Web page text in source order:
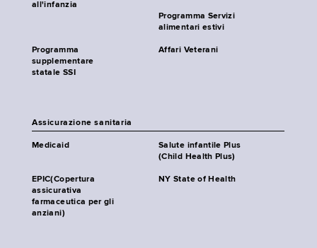
all'infanzia
Programma Servizi
alimentari estivi
Programma
supplementare
statale SSI
Affari Veterani
Assicurazione sanitaria
Medicaid
Salute infantile Plus
(Child Health Plus)
EPIC(Copertura
assicurativa
farmaceutica per gli
anziani)
NY State of Health